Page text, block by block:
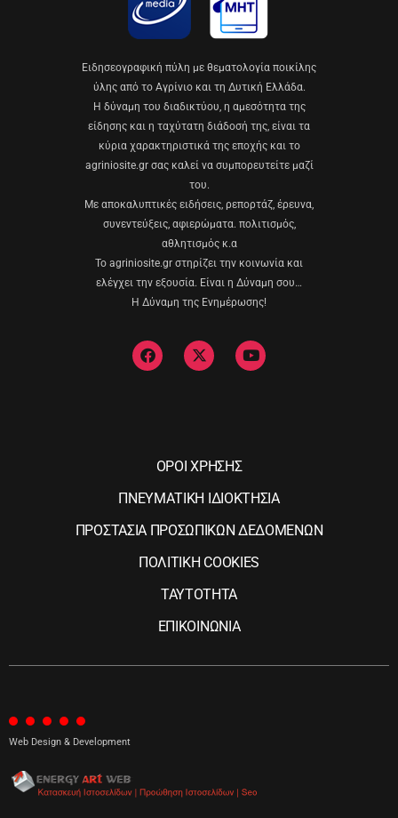
Eιδησεογραφική πύλη με θεματολογία ποικίλης
ύλης από το Αγρίνιο και τη Δυτική Ελλάδα.
Η δύναμη του διαδικτύου, η αμεσότητα της
είδησης και η ταχύτατη διάδοσή της, είναι τα
κύρια χαρακτηριστικά της εποχής και το
agriniosite.gr σας καλεί να συμπορευτείτε μαζί
του.
Με αποκαλυπτικές ειδήσεις, ρεπορτάζ, έρευνα,
συνεντεύξεις, αφιερώματα. πολιτισμός,
αθλητισμός κ.α
Το agriniosite.gr στηρίζει την κοινωνία και
ελέγχει την εξουσία. Είναι η Δύναμη σου…
Η Δύναμη της Ενημέρωσης!
ΟΡΟΙ ΧΡΗΣΗΣ
ΠΝΕΥΜΑΤΙΚΗ ΙΔΙΟΚΤΗΣΙΑ
ΠΡΟΣΤΑΣΙΑ ΠΡΟΣΩΠΙΚΩΝ ΔΕΔΟΜΕΝΩΝ
ΠΟΛΙΤΙΚΗ COOKIES
ΤΑΥΤΟΤΗΤΑ
ΕΠΙΚΟΙΝΩΝΙΑ
Web Design & Development